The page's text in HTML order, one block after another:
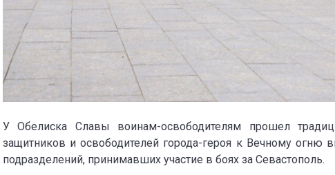
У Обелиска Славы воинам-освободителям прошел
защитников и освободителей города-героя к Вечному огню
подразделений, принимавших участие в боях за Севастополь.